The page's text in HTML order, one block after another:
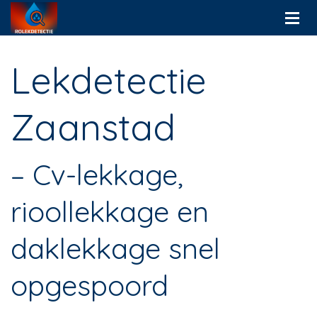
Lekdetectie
Zaanstad
– Cv-lekkage,
rioollekkage en
daklekkage snel
opgespoord